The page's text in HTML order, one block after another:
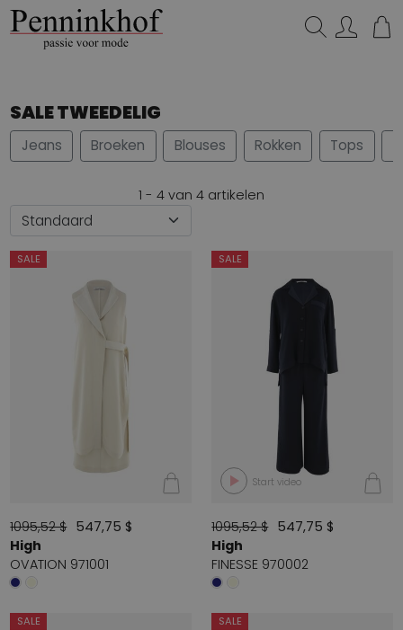
SALE TWEEDELIG
Jeans Broeken Blouses Rokken Tops
1 - 4 van 4 artikelen
SALE
1095,52 $ 547,75 $
High
OVATION 971001
SALE
Start video
1095,52 $ 547,75 $
High
FINESSE 970002
SALE SALE